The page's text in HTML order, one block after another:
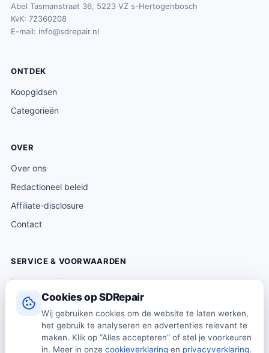
Cookies op SDRepair
Wij gebruiken cookies om de website te laten werken,
het gebruik te analyseren en advertenties relevant te
maken. Klik op “Alles accepteren” of stel je voorkeuren
in. Meer in onze cookieverklaring en privacyverklaring.
Abel Tasmanstraat 36, 5223 VZ s-Hertogenbosch
KvK: 72360208
E-mail: info@sdrepair.nl
ONTDEK
Koopgidsen
Categorieën
OVER
Over ons
Redactioneel beleid
Affiliate-disclosure
Contact
SERVICE & VOORWAARDEN
Klantenservice
Verzending & levering
Retourneren
Algemene voorwaarden